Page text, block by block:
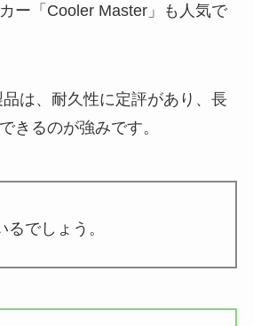
ー「Cooler Master」も人気で
は、耐久性に定評があり、長
きるのが強みです。
るでしょう。